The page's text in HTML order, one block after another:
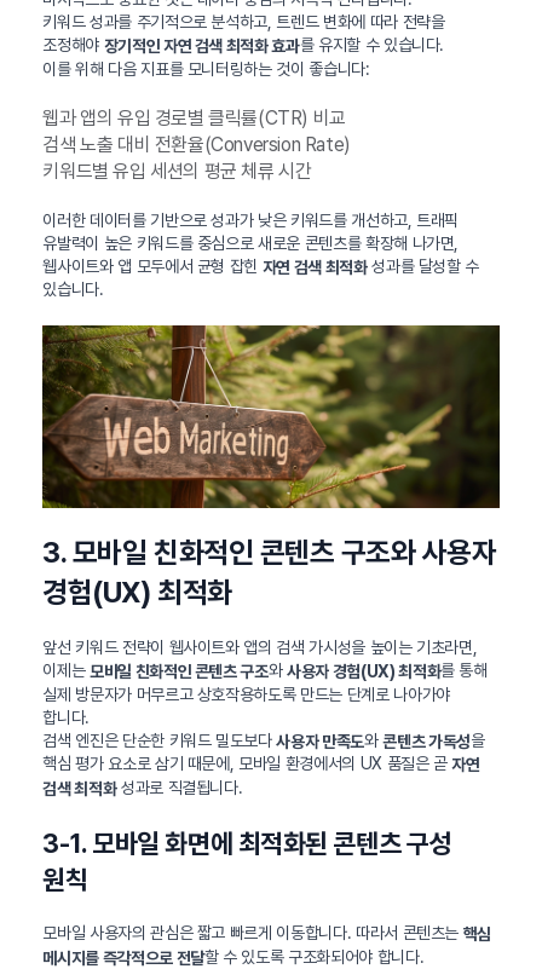
키워드 성과를 주기적으로 분석하고, 트렌드 변화에 따라 전략을
조정해야 장기적인 자연 검색 최적화 효과를 유지할 수 있습니다.
이를 위해 다음 지표를 모니터링하는 것이 좋습니다:
웹과 앱의 유입 경로별 클릭률(CTR) 비교
검색 노출 대비 전환율(Conversion Rate)
키워드별 유입 세션의 평균 체류 시간
이러한 데이터를 기반으로 성과가 낮은 키워드를 개선하고, 트래픽
유발력이 높은 키워드를 중심으로 새로운 콘텐츠를 확장해 나가면,
웹사이트와 앱 모두에서 균형 잡힌 자연 검색 최적화성과를 달성할 수
있습니다.
3. 모바일 친화적인 콘텐츠 구조와 사용자
경험(UX) 최적화
앞선 키워드 전략이 웹사이트와 앱의 검색 가시성을 높이는 기초라면,
이제는모바일 친화적인 콘텐츠 구조와사용자 경험(UX) 최적화를 통해
실제 방문자가 머무르고 상호작용하도록 만드는 단계로 나아가야
합니다.
검색 엔진은 단순한 키워드 밀도보다사용자 만족도와콘텐츠 가독성을
핵심 평가 요소로 삼기 때문에, 모바일 환경에서의 UX 품질은 곧자연
검색 최적화성과로 직결됩니다.
3-1. 모바일 화면에 최적화된 콘텐츠 구성
원칙
모바일 사용자의 관심은 짧고 빠르게 이동합니다. 따라서 콘텐츠는 핵심
메시지를 즉각적으로 전달할 수 있도록 구조화되어야 합니다.